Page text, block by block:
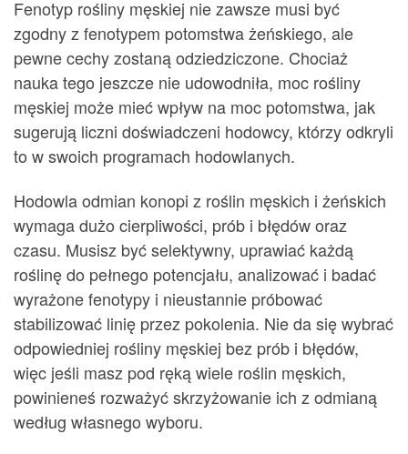
Fenotyp rośliny męskiej nie zawsze musi być
zgodny z fenotypem potomstwa żeńskiego, ale
pewne cechy zostaną odziedziczone. Chociaż
nauka tego jeszcze nie udowodniła, moc rośliny
męskiej może mieć wpływ na moc potomstwa, jak
sugerują liczni doświadczeni hodowcy, którzy odkryli
to w swoich programach hodowlanych.
Hodowla odmian konopi z roślin męskich i żeńskich
wymaga dużo cierpliwości, prób i błędów oraz
czasu. Musisz być selektywny, uprawiać każdą
roślinę do pełnego potencjału, analizować i badać
wyrażone fenotypy i nieustannie próbować
stabilizować linię przez pokolenia. Nie da się wybrać
odpowiedniej rośliny męskiej bez prób i błędów,
więc jeśli masz pod ręką wiele roślin męskich,
powinieneś rozważyć skrzyżowanie ich z odmianą
według własnego wyboru.